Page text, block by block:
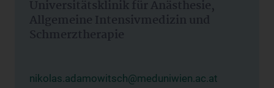
Universitätsklinik für Anästhesie,
Allgemeine Intensivmedizin und
Schmerztherapie
nikolas.adamowitsch@meduniwien.ac.at